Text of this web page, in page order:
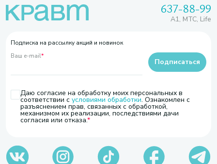
637-88-99
A1, МТС, Life
Подписка на рассылку акций и новинок
Ваш e-mail*
Даю согласие на обработку моих персональных в
соответствии с условиями обработки. Ознакомлен с
разъяснением прав, связанных с обработкой,
механизмом их реализации, последствиями дачи
согласия или отказа.
Подписаться